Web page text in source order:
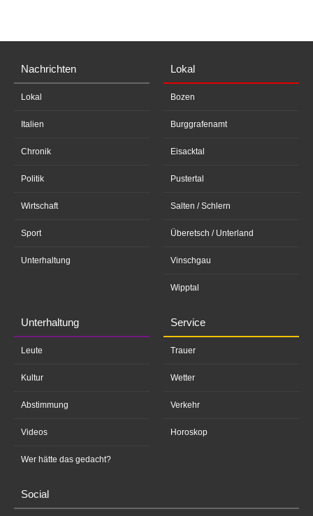
Nachrichten
Lokal
Italien
Chronik
Politik
Wirtschaft
Sport
Unterhaltung
Lokal
Bozen
Burggrafenamt
Eisacktal
Pustertal
Salten / Schlern
Überetsch / Unterland
Vinschgau
Wipptal
Unterhaltung
Leute
Kultur
Abstimmung
Videos
Wer hätte das gedacht?
Service
Trauer
Wetter
Verkehr
Horoskop
Social